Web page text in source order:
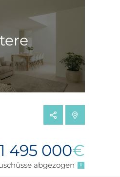
1 495 000€
abgezogen